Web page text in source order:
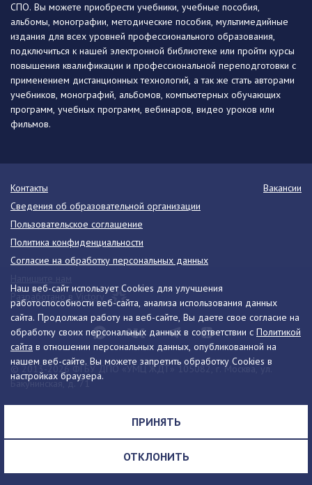
Наш веб-сайт использует Cookies для улучшения
работоспособности веб-сайта, анализа использования данных
сайта. Продолжая работу на веб-сайте, Вы даете свое согласие на
обработку своих персональных данных в соответствии с Политикой
сайта в отношении персональных данных, опубликованной на
нашем веб-сайте. Вы можете запретить обработку Cookies в
настройках браузера.
ПРИНЯТЬ
ОТКЛОНИТЬ
СПО. Вы можете приобрести учебники, учебные пособия,
альбомы, монографии, методические пособия, мультимедийные
издания для всех уровней профессионального образования,
подключиться к нашей электронной библиотеке или пройти курсы
повышения квалификации и профессиональной переподготовки с
применением дистанционных технологий, а так же стать авторами
учебников, монографий, альбомов, компьютерных обучающих
программ, учебных программ, вебинаров, видео уроков или
фильмов.
© 2013-2026 ФГБУ ДПО «УМЦ ЖДТ» 105082, г. Москва, ул.
Бакунинская, д. 71
Телефон:8 (495) 739-00-30 info@umczdt.ru
схема проезда
Контакты
Вакансии
Сведения об образовательной организации
Пользовательское соглашение
Политика конфиденциальности
Согласие на обработку персональных данных
Разработано в Victory